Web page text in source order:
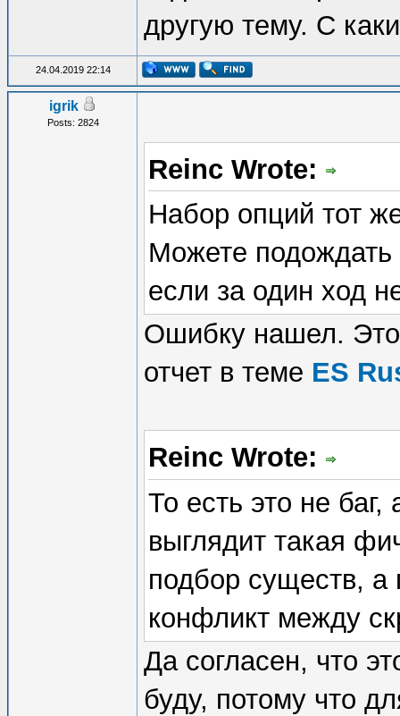
другую тему. С
24.04.2019 22:14
igrik
Posts: 2824
Reinc Wrote:
Набор опций тот
Можете подождать
если за один ход
Ошибку нашел.
отчет в теме ES
Reinc Wrote:
То есть это не
выглядит такая
подбор существ, а
конфликт между
Да согласен, что
буду, потому что